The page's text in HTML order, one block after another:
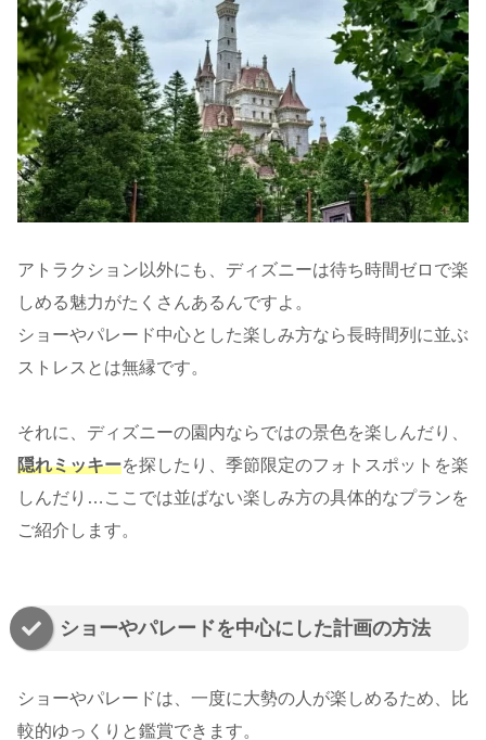
アトラクション以外にも、ディズニーは待ち時間ゼロで楽
しめる魅力がたくさんあるんですよ。
ショーやパレード中心とした楽しみ方なら長時間列に並ぶ
ストレスとは無縁です。
それに、ディズニーの園内ならではの景色を楽しんだり、
隠れミッキーを探したり、季節限定のフォトスポットを楽
しんだり…ここでは並ばない楽しみ方の具体的なプランを
ご紹介します。
ショーやパレードを中心にした計画の方法
ショーやパレードは、一度に大勢の人が楽しめるため、比
較的ゆっくりと鑑賞できます。